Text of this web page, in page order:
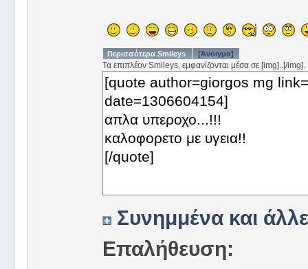
Περισσότερα Smileys [Άνοιγμα]
Τα επιπλέον Smileys, εμφανίζονται μέσα σε [img]..[/img].
Συνημμένα και
Επαλήθευση: